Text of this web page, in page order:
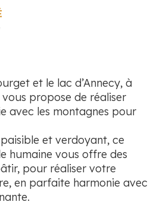
et le lac d’Annecy, à
vous propose de réaliser
avec les montagnes pour
et verdoyant, ce
humaine vous offre des
pour réaliser votre
en parfaite harmonie avec